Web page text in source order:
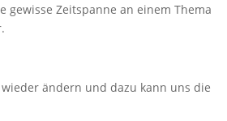
Zeitspanne an einem Thema
ändern und dazu kann uns die